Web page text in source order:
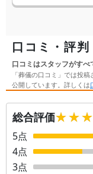
口コミ・評判
口コミはスタッフがすべ
「葬儀の口コミ」では投
公開しています。詳しくは
総合評価
5点
4点
3点